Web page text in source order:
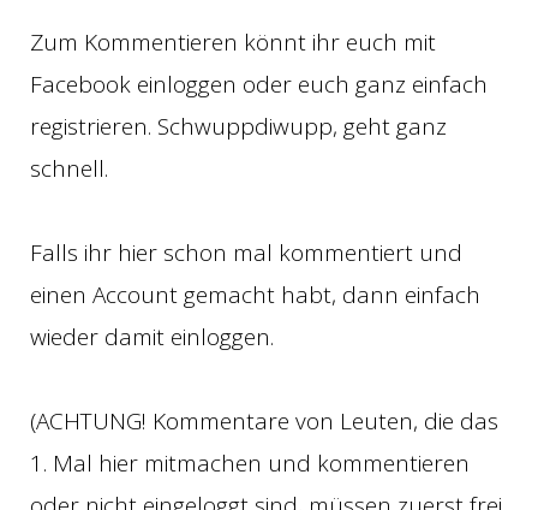
Zum Kommentieren könnt ihr euch mit
Facebook einloggen oder euch ganz einfach
registrieren. Schwuppdiwupp, geht ganz
schnell.
Falls ihr hier schon mal kommentiert und
einen Account gemacht habt, dann einfach
wieder damit einloggen.
(ACHTUNG! Kommentare von Leuten, die das
1. Mal hier mitmachen und kommentieren